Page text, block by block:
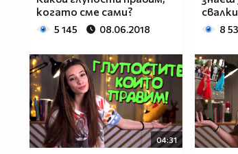
когато сме сами?
5 145 08.06.2018 8
04:31